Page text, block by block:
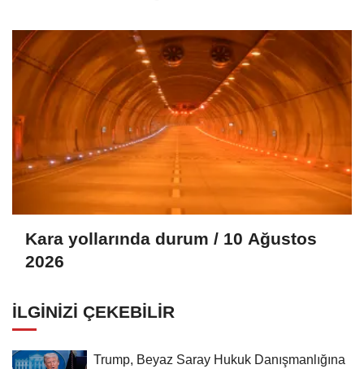
Kara yollarında durum / 10 Ağustos
2026
İLGINIZI ÇEKEBILIR
Trump, Beyaz Saray Hukuk Danışmanlığına